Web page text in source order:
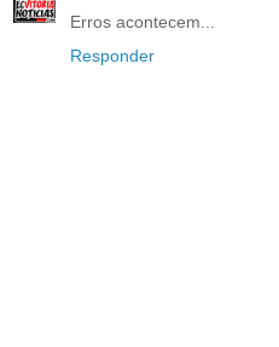
Erros acontecem...
Responder